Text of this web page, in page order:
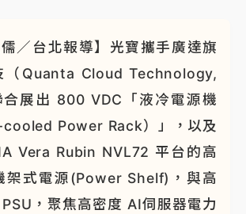
儒／台北報導】光寶攜手廣達旗
（Quanta Cloud Technology,
合展出 800 VDC「液冷電源機
Power Rack）」，以及
Vera Rubin NVL72 平台的高
架式電源(Power Shelf)，與高
，聚焦高密度 AI伺服器電力